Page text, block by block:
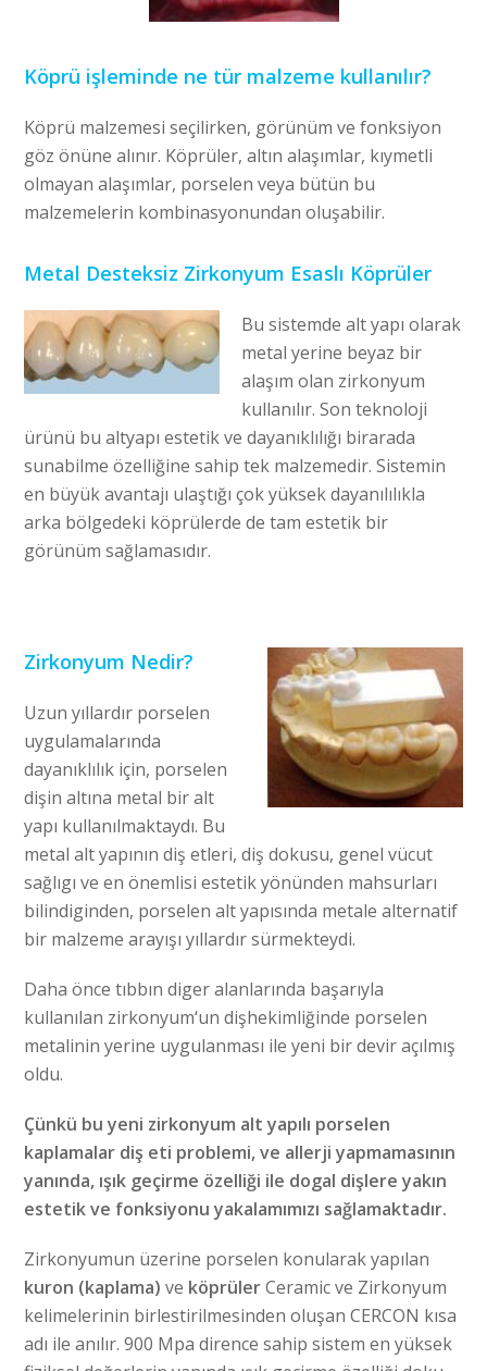
Köprü işleminde ne tür malzeme kullanılır?
Köprü malzemesi seçilirken, görünüm ve fonksiyon
göz önüne alınır. Köprüler, altın alaşımlar, kıymetli
olmayan alaşımlar, porselen veya bütün bu
malzemelerin kombinasyonundan oluşabilir.
Metal Desteksiz Zirkonyum Esaslı Köprüler
Bu sistemde alt yapı olarak
metal yerine beyaz bir
alaşım olan zirkonyum
kullanılır. Son teknoloji
ürünü bu altyapı estetik ve dayanıklılığı birarada
sunabilme özelliğine sahip tek malzemedir. Sistemin
en büyük avantajı ulaştığı çok yüksek dayanılılıkla
arka bölgedeki köprülerde de tam estetik bir
görünüm sağlamasıdır.
Zirkonyum Nedir?
Uzun yıllardır porselen
uygulamalarında
dayanıklılık için, porselen
dişin altına metal bir alt
yapı kullanılmaktaydı. Bu
metal alt yapının diş etleri, diş dokusu, genel vücut
sağlıgı ve en önemlisi estetik yönünden mahsurları
bilindiginden, porselen alt yapısında metale alternatif
bir malzeme arayışı yıllardır sürmekteydi.
Daha önce tıbbın diger alanlarında başarıyla
kullanılan zirkonyum‘un dişhekimliğinde porselen
metalinin yerine uygulanması ile yeni bir devir açılmış
oldu.
Çünkü bu yeni zirkonyum alt yapılı porselen
kaplamalar diş eti problemi, ve allerji yapmamasının
yanında, ışık geçirme özelliği ile dogal dişlere yakın
estetik ve fonksiyonu yakalamımızı sağlamaktadır.
Zirkonyumun üzerine porselen konularak yapılan
kuron (kaplama) ve köprülerCeramic ve Zirkonyum
kelimelerinin birlestirilmesinden oluşan CERCON kısa
adı ile anılır. 900 Mpa dirence sahip sistem en yüksek